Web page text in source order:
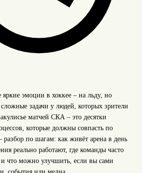
эмоции в хоккее – на льду, но
задачи у людей, которых зрители
матчей СКА – это десятки
которые должны совпасть по
по шагам: как живёт арена в день
реально работают, где команды часто
и что можно улучшить, если вы сами
события или медиа.